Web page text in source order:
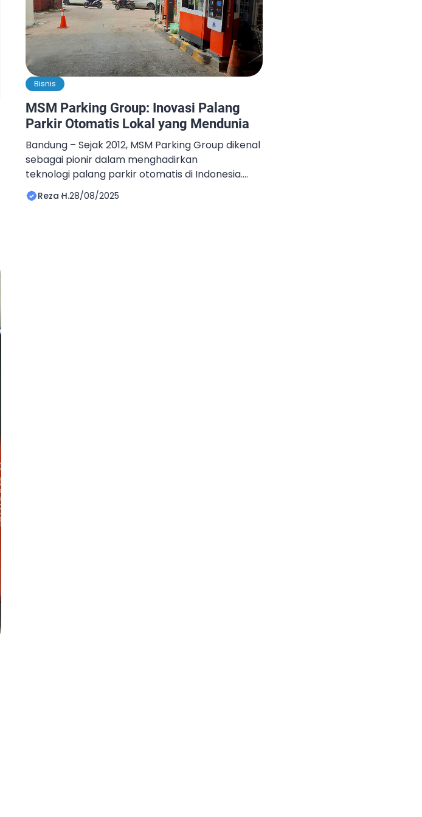
Bisnis
MSM Parking Group: Inovasi Palang
Parkir Otomatis Lokal yang Mendunia
Bandung – Sejak 2012, MSM Parking Group dikenal
sebagai pionir dalam menghadirkan
teknologi palang parkir otomatis di Indonesia.
Produk pertama mereka, M-Gate, menjadi
standar baru di industri karena memadukan
Reza H.28/08/2025